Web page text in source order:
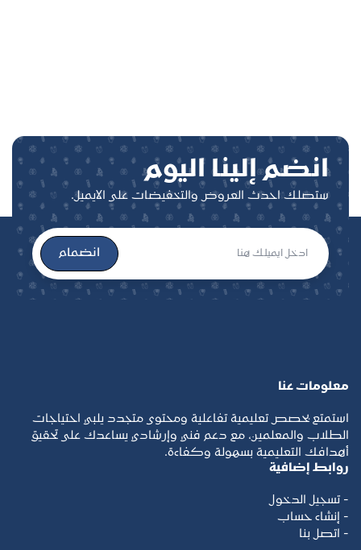
انضم إلينا اليوم
ستصلك احدث العروض والتخفيضات على الايميل.
انضمام
معلومات عنا
استمتع بحصص تعليمية تفاعلية ومحتوى متجدد يلبي احتياجات
الطلاب والمعلمين، مع دعم فني وإرشادي يساعدك على تحقيق
أهدافك التعليمية بسهولة وكفاءة.
روابط إضافية
- تسجيل الدخول
- إنشاء حساب
- اتصل بنا